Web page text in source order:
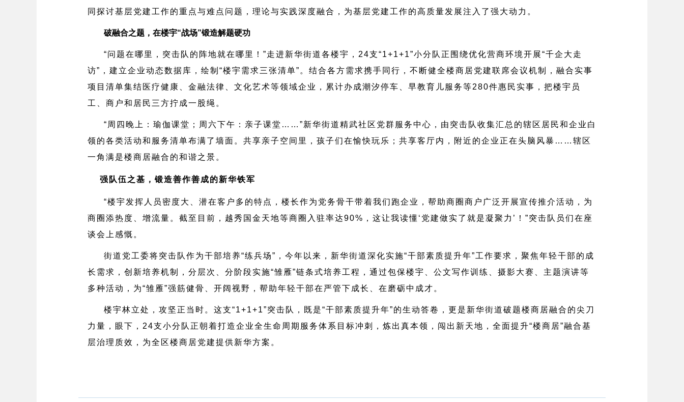
同探讨基层党建工作的重点与难点问题，理论与实践深度融合，为基层党建工作的高质量发展注入了强大动力。
破融合之题，在楼宇“战场”锻造解题硬功
“问题在哪里，突击队的阵地就在哪里！”走进新华街道各楼宇，24支“1+1+1”小分队正围绕优化营商环境开展“千企大走
访”，建立企业动态数据库，绘制“楼宇需求三张清单”。结合各方需求携手同行，不断健全楼商居党建联席会议机制，融合实事
项目清单集结医疗健康、金融法律、文化艺术等领域企业，累计办成潮汐停车、早教育儿服务等280件惠民实事，把楼宇员
工、商户和居民三方拧成一股绳。
“周四晚上：瑜伽课堂；周六下午：亲子课堂……”新华街道精武社区党群服务中心，由突击队收集汇总的辖区居民和企业白
领的各类活动和服务清单布满了墙面。共享亲子空间里，孩子们在愉快玩乐；共享客厅内，附近的企业正在头脑风暴……辖区
一角满是楼商居融合的和谐之景。
强队伍之基，锻造善作善成的新华铁军
“楼宇发挥人员密度大、潜在客户多的特点，楼长作为党务骨干带着我们跑企业，帮助商圈商户广泛开展宣传推介活动，为
商圈添热度、增流量。截至目前，越秀国金天地等商圈入驻率达90%，这让我读懂‘党建做实了就是凝聚力’！”突击队员们在座
谈会上感慨。
街道党工委将突击队作为干部培养“练兵场”，今年以来，新华街道深化实施“干部素质提升年”工作要求，聚焦年轻干部的成
长需求，创新培养机制，分层次、分阶段实施“雏雁”链条式培养工程，通过包保楼宇、公文写作训练、摄影大赛、主题演讲等
多种活动，为“雏雁”强筋健骨、开阔视野，帮助年轻干部在严管下成长、在磨砺中成才。
楼宇林立处，攻坚正当时。这支“1+1+1”突击队，既是“干部素质提升年”的生动答卷，更是新华街道破题楼商居融合的尖刀
力量，眼下，24支小分队正朝着打造企业全生命周期服务体系目标冲刺，炼出真本领，闯出新天地，全面提升“楼商居”融合基
层治理质效，为全区楼商居党建提供新华方案。